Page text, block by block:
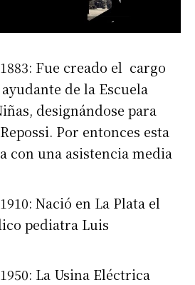
Fue creado el cargo
de la Escuela
designándose para
Por entonces esta
con una asistencia media
Nació en La Plata el
pediatra Luis
La Usina Eléctrica